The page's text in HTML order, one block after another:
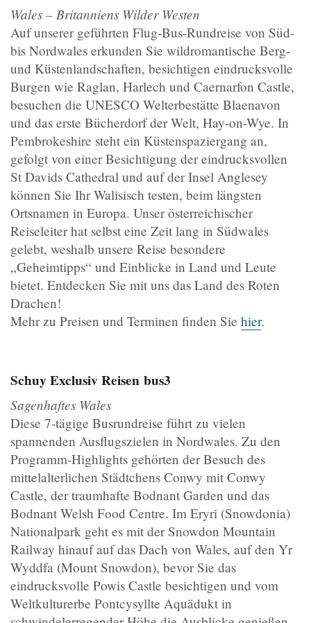
Wales – Britanniens Wilder Westen
Auf unserer geführten Flug-Bus-Rundreise von Süd-
bis Nordwales erkunden Sie wildromantische Berg-
und Küstenlandschaften, besichtigen eindrucksvolle
Burgen wie Raglan, Harlech und Caernarfon Castle,
besuchen die UNESCO Welterbestätte Blaenavon
und das erste Bücherdorf der Welt, Hay-on-Wye. In
Pembrokeshire steht ein Küstenspaziergang an,
gefolgt von einer Besichtigung der eindrucksvollen
St Davids Cathedral und auf der Insel Anglesey
können Sie Ihr Walisisch testen, beim längsten
Ortsnamen in Europa. Unser österreichischer
Reiseleiter hat selbst eine Zeit lang in Südwales
gelebt, weshalb unsere Reise besondere
„Geheimtipps“ und Einblicke in Land und Leute
bietet. Entdecken Sie mit uns das Land des Roten
Drachen!
Mehr zu Preisen und Terminen finden Sie hier.
Schuy Exclusiv Reisen bus3
Sagenhaftes Wales
Diese 7-tägige Busrundreise führt zu vielen
spannenden Ausflugszielen in Nordwales. Zu den
Programm-Highlights gehörten der Besuch des
mittelalterlichen Städtchens Conwy mit Conwy
Castle, der traumhafte Bodnant Garden und das
Bodnant Welsh Food Centre. Im Eryri (Snowdonia)
Nationalpark geht es mit der Snowdon Mountain
Railway hinauf auf das Dach von Wales, auf den Yr
Wyddfa (Mount Snowdon), bevor Sie das
eindrucksvolle Powis Castle besichtigen und vom
Weltkulturerbe Pontcysyllte Aquädukt in